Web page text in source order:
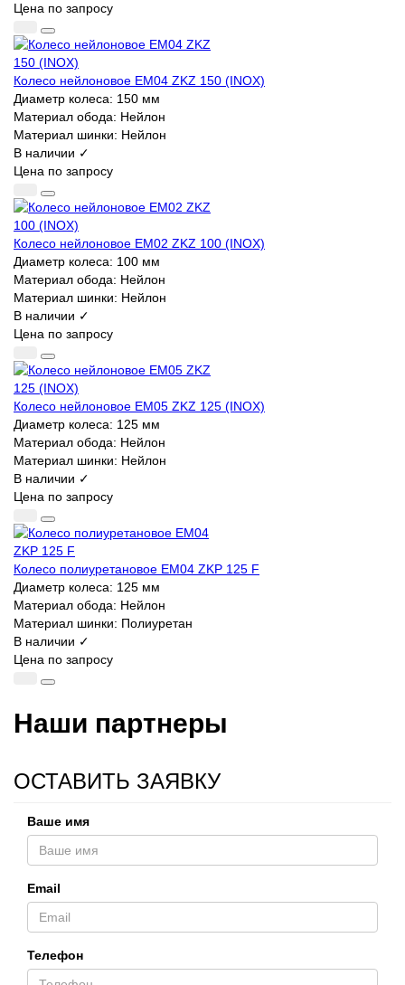
Цена по запросу
Колесо нейлоновое EM04 ZKZ 150 (INOX)
Диаметр колеса: 150 мм
Материал обода: Нейлон
Материал шинки: Нейлон
В наличии ✓
Цена по запросу
Колесо нейлоновое EM02 ZKZ 100 (INOX)
Диаметр колеса: 100 мм
Материал обода: Нейлон
Материал шинки: Нейлон
В наличии ✓
Цена по запросу
Колесо нейлоновое EM05 ZKZ 125 (INOX)
Диаметр колеса: 125 мм
Материал обода: Нейлон
Материал шинки: Нейлон
В наличии ✓
Цена по запросу
Колесо полиуретановое EM04 ZKP 125 F
Диаметр колеса: 125 мм
Материал обода: Нейлон
Материал шинки: Полиуретан
В наличии ✓
Цена по запросу
Наши партнеры
ОСТАВИТЬ ЗАЯВКУ
Ваше имя
Email
Телефон